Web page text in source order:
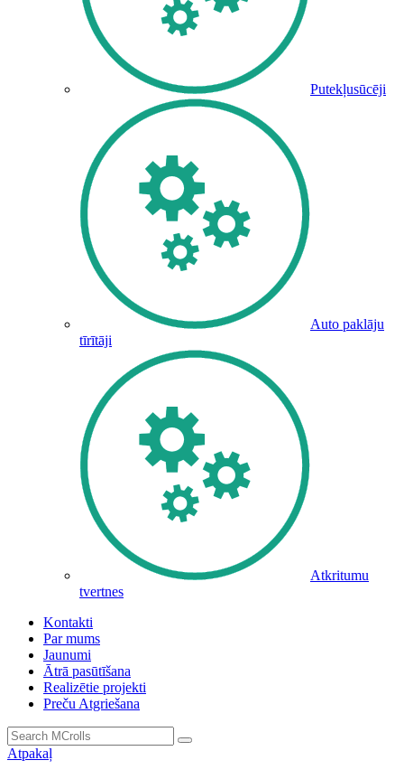
Putekļusūcēji
Auto paklāju
tīrītāji
Atkritumu
tvertnes
Kontakti
Par mums
Jaunumi
Ātrā pasūtīšana
Realizētie projekti
Preču Atgriešana
Atpakaļ